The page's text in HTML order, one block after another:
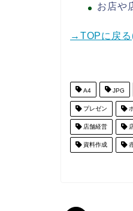
お店や
→TOPに戻る
A4 JPG
プレゼン
店舗経営
資料作成